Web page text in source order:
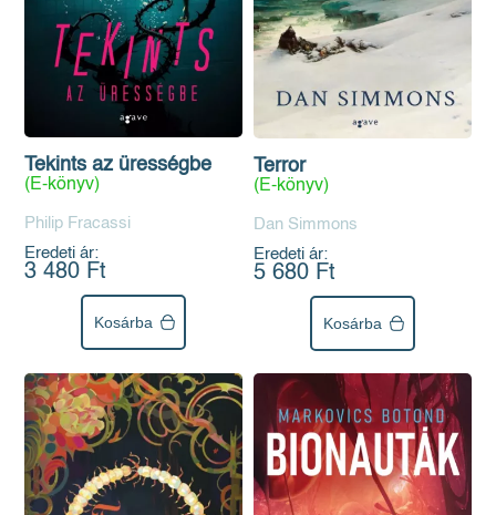
Tekints az ürességbe
(E-könyv)
Philip Fracassi
Eredeti ár:
3 480 Ft
Kosárba
Terror
(E-könyv)
Dan Simmons
Eredeti ár:
5 680 Ft
Kosárba